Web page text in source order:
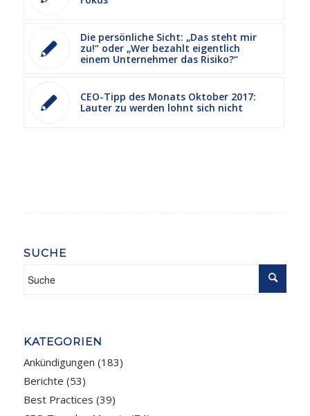
Die persönliche Sicht: „Das steht mir
zu!“ oder „Wer bezahlt eigentlich
einem Unternehmer das Risiko?“
CEO-Tipp des Monats Oktober 2017:
Lauter zu werden lohnt sich nicht
SUCHE
KATEGORIEN
Ankündigungen (183)
Berichte (53)
Best Practices (39)